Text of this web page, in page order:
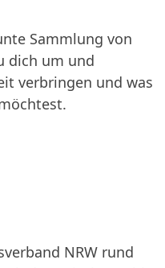
Sammlung von
dich um und
verbringen und was
NRW rund